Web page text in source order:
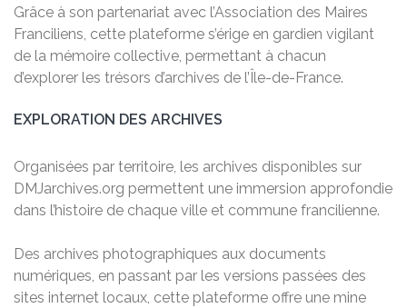
Grâce à son partenariat avec l’Association des Maires
Franciliens, cette plateforme s’érige en gardien vigilant
de la mémoire collective, permettant à chacun
d’explorer les trésors d’archives de l’Île-de-France.
EXPLORATION DES ARCHIVES
Organisées par territoire, les archives disponibles sur
DMJarchives.org permettent une immersion approfondie
dans l’histoire de chaque ville et commune francilienne.
Des archives photographiques aux documents
numériques, en passant par les versions passées des
sites internet locaux, cette plateforme offre une mine